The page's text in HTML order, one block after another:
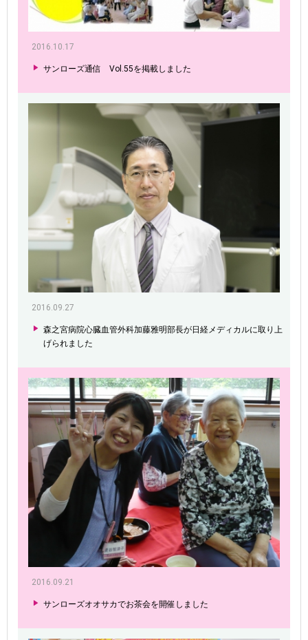
2016.10.17
サンローズ通信 Vol.55を掲載しました
2016.09.27
森之宮病院心臓血管外科加藤雅明部長が日経メディカルに取り上
げられました
2016.09.21
サンローズオオサカでお茶会を開催しました